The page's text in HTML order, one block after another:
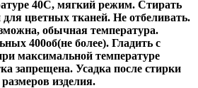
40С, мягкий режим. Стирать
цветных тканей. Не отбеливать.
обычная температура.
400об(не более). Гладить с
максимальной температуре
запрещена. Усадка после стирки
изделия.